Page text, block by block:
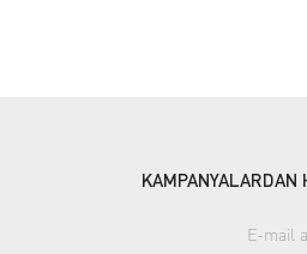
KAMPANYALARDAN